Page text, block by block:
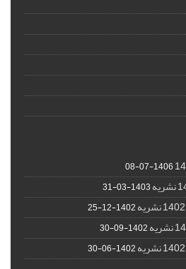
1406-07-08
1403-03-31
1402-12-25
1402-09-30
1402-06-30